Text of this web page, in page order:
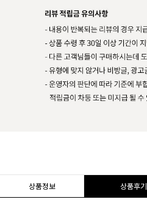
상품정보 상품후기